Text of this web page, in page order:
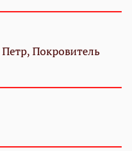
Покровитель